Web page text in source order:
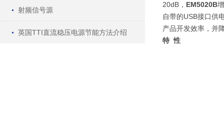
射频信号源
英国TTI直流稳压电源节能方法介绍
20dB， EM5020B
自带的USB接口供
产品开发效率，并
特 性